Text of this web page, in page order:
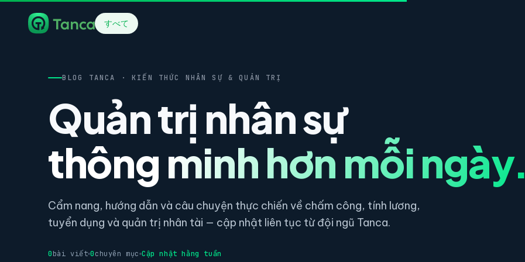
すべて
BLOG TANCA · KIẾN THỨC NHÂN SỰ & QUẢN TRỊ
Quản trị nhân sự
thông minh hơn mỗi ngày.
Cẩm nang, hướng dẫn và câu chuyện thực chiến về chấm công, tính lương,
tuyển dụng và quản trị nhân tài — cập nhật liên tục từ đội ngũ Tanca.
0bài viết 0chuyên mục Cập nhật hằng tuần